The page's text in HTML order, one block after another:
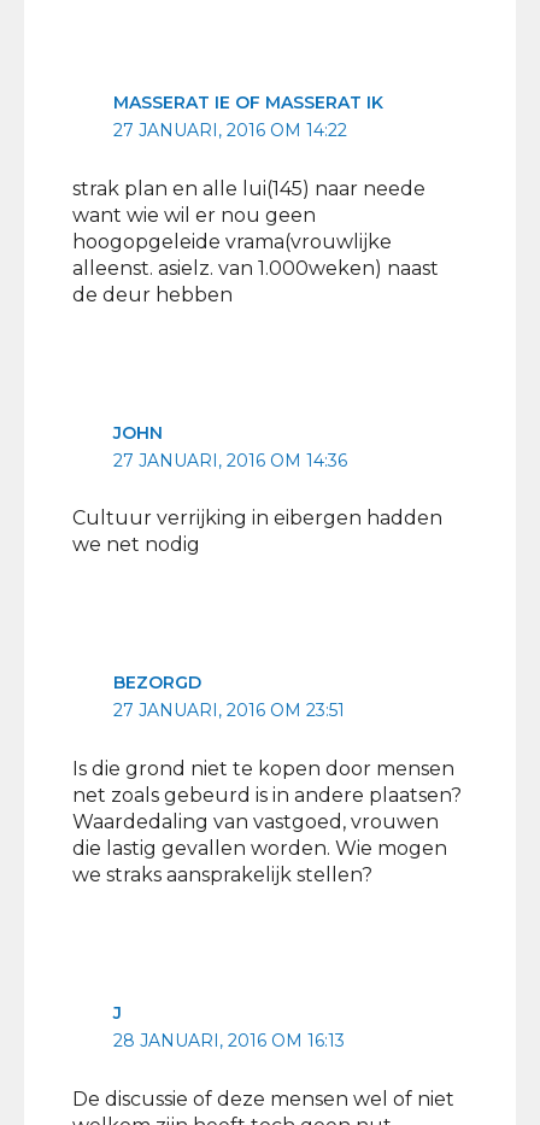
MASSERAT IE OF MASSERAT IK
27 JANUARI, 2016 OM 14:22
strak plan en alle lui(145) naar neede
want wie wil er nou geen
hoogopgeleide vrama(vrouwlijke
alleenst. asielz. van 1.000weken) naast
de deur hebben
JOHN
27 JANUARI, 2016 OM 14:36
Cultuur verrijking in eibergen hadden
we net nodig
BEZORGD
27 JANUARI, 2016 OM 23:51
Is die grond niet te kopen door mensen
net zoals gebeurd is in andere plaatsen?
Waardedaling van vastgoed, vrouwen
die lastig gevallen worden. Wie mogen
we straks aansprakelijk stellen?
J
28 JANUARI, 2016 OM 16:13
De discussie of deze mensen wel of niet